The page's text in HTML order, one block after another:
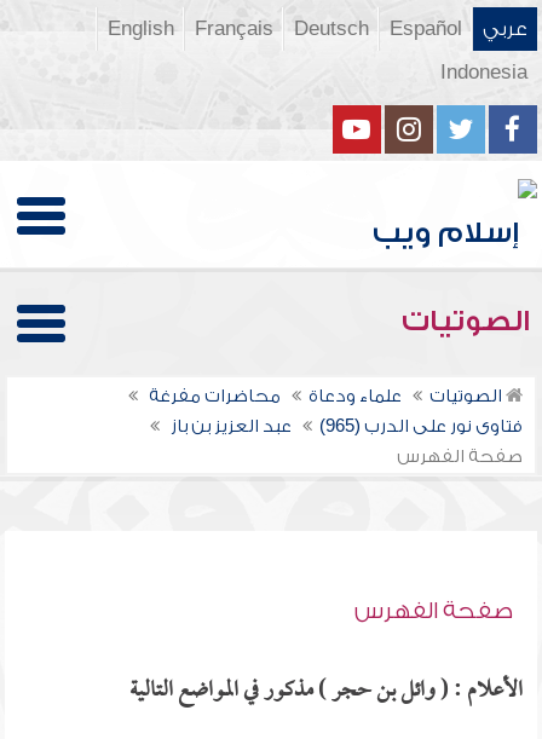
عربي Español
Deutsch
Français
English
Indonesia
الصوتيات
الصوتيات علماء ودعاة
محاضرات مفرغة
فتاوى نور على الدرب (965)
عبد العزيز بن باز
صفحة الفهرس
صفحة الفهرس
الأعلام : ( وائل بن حجر ) مذكور في المواضع التالية